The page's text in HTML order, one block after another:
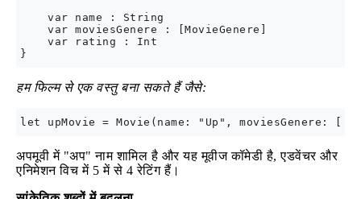
    var name : String
    var moviesGenere : [MovieGenere]
    var rating : Int
हम फिल्म से एक वस्तु बना सकते हैं जैसे:
अपमूवी में "अप" नाम शामिल है और यह मूवीज कॉमेडी है, एडवेंचर और
एनिमेशन विच में 5 में से 4 रेटिंग हैं।